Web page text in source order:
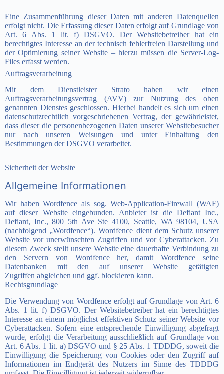
Eine Zusammenführung dieser Daten mit anderen Datenquellen
erfolgt nicht. Die Erfassung dieser Daten erfolgt auf Grundlage von
Art. 6 Abs. 1 lit. f) DSGVO. Der Websitebetreiber hat ein
berechtigtes Interesse an der technisch fehlerfreien Darstellung und
der Optimierung seiner Website – hierzu müssen die Server-Log-
Files erfasst werden.
Auftragsverarbeitung
Mit dem Dienstleister Strato haben wir einen
Auftragsverarbeitungsvertrag (AVV) zur Nutzung des oben
genannten Dienstes geschlossen. Hierbei handelt es sich um einen
datenschutzrechtlich vorgeschriebenen Vertrag, der gewährleistet,
dass dieser die personenbezogenen Daten unserer Websitebesucher
nur nach unseren Weisungen und unter Einhaltung den
Bestimmungen der DSGVO verarbeitet.
Sicherheit der Website
Allgemeine Informationen
Wir haben Wordfence als sog. Web-Application-Firewall (WAF)
auf dieser Website eingebunden. Anbieter ist die Defiant Inc.,
Defiant, Inc., 800 5th Ave Ste 4100, Seattle, WA 98104, USA
(nachfolgend „Wordfence“).Wordfence dient dem Schutz unserer
Website vor unerwünschten Zugriffen und vor Cyberattacken. Zu
diesem Zweck stellt unsere Website eine dauerhafte Verbindung zu
den Servern von Wordfence her, damit Wordfence seine
Datenbanken mit den auf unserer Website getätigten
Zugriffen abgleichen und ggf. blockieren kann.
Rechtsgrundlage
Die Verwendung von Wordfence erfolgt auf Grundlage von Art. 6
Abs. 1 lit. f) DSGVO. Der Websitebetreiber hat ein berechtigtes
Interesse an einem möglichst effektiven Schutz seiner Website vor
Cyberattacken. Sofern eine entsprechende Einwilligung abgefragt
wurde, erfolgt die Verarbeitung ausschließlich auf Grundlage von
Art. 6 Abs. 1 lit. a) DSGVO und § 25 Abs. 1 TDDDG, soweit die
Einwilligung die Speicherung von Cookies oder den Zugriff auf
Informationen im Endgerät des Nutzers im Sinne des TDDDG